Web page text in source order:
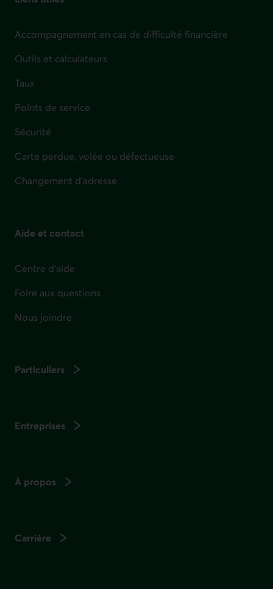
Accompagnement en cas de difficulté financière
Outils et calculateurs
Taux
Points de service
Sécurité
Carte perdue, volée ou défectueuse
Changement d'adresse
Aide et contact
Centre d'aide
Foire aux questions
Nous joindre
Particuliers
Entreprises
À propos
Carrière